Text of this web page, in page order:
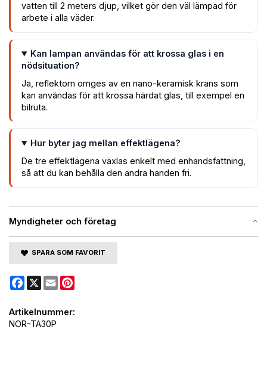
Myndigheter och företag
vatten till 2 meters djup, vilket gör den väl lämpad för
arbete i alla väder.
Kan lampan användas för att krossa glas i en
nödsituation?
Ja, reflektorn omges av en nano-keramisk krans som
kan användas för att krossa härdat glas, till exempel en
bilruta.
Hur byter jag mellan effektlägena?
De tre effektlägena växlas enkelt med enhandsfattning,
så att du kan behålla den andra handen fri.
SPARA SOM FAVORIT
Facebook
X Email
Artikelnummer:
NOR-TA30P